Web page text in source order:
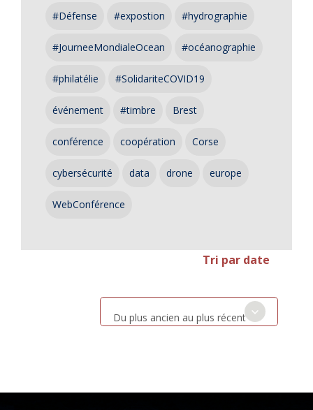
#Défense #expostion #hydrographie
#JourneeMondialeOcean #océanographie
#philatélie #SolidariteCOVID19
événement #timbre Brest
conférence coopération Corse
cybersécurité data drone europe
WebConférence
Tri par date
Du plus ancien au plus récent